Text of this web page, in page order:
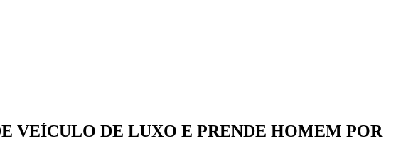
VEÍCULO DE LUXO E PRENDE HOMEM POR